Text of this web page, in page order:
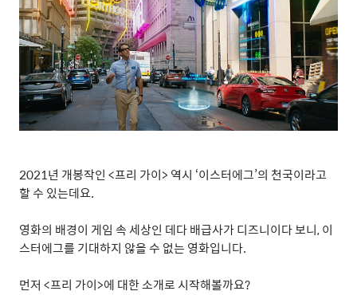
2021년 개봉작인 <프리 가이> 역시 ‘이스터에그’의 천국이라고
할 수 있는데요.
영화의 배경이 게임 속 세상인 데다 배급사가 디즈니이다 보니,이
스터에그를 기대하지 않을 수 없는 영화입니다.
먼저 <프리 가이>에 대한 소개로 시작해볼까요?